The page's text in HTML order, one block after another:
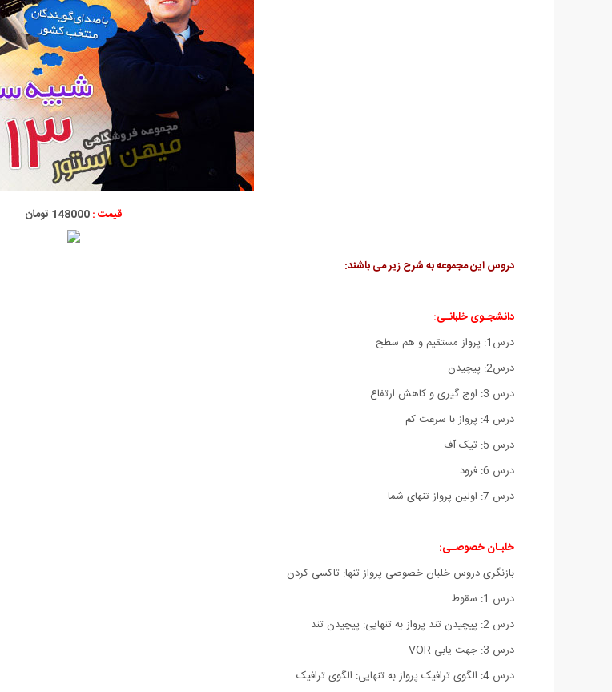
قیمت :
دروس این مجموعه به شرح زیر می باشند:
دانشجـوی خلبانـی:
درس1: پرواز مستقیم و هم سطح
درس2: پیچیدن
درس 3: اوج گیری و کاهش ارتفاع
درس 4: پرواز با سرعت کم
درس 5: تیک آف
درس 6: فرود
درس 7: اولین پرواز تنهای شما
خلبـان خصوصـی:
بازنگری دروس خلبان خصوصی پرواز تنها: تاکسی کردن
درس 1: سقوط
درس 2: پیچیدن تند پرواز به تنهایی: پیچیدن تند
درس 3: جهت یابی VOR
درس 4: الگوی ترافیک پرواز به تنهایی: الگوی ترافیک